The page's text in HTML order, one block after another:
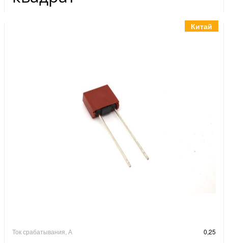
Китай
Ток срабатывания, А 0,25